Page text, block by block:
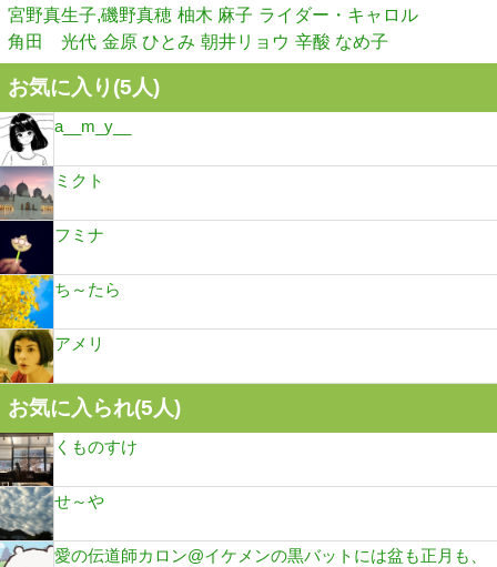
宮野真生子,磯野真穂 柚木 麻子 ライダー・キャロル
角田 光代 金原 ひとみ 朝井リョウ 辛酸 なめ子
お気に入り(5人)
a__m_y__
ミクト
フミナ
ち～たら
アメリ
お気に入られ(5人)
くものすけ
せ～や
愛の伝道師カロン@イケメンの黒バットには盆も正月も、